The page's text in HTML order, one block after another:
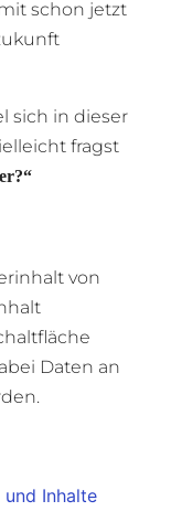
schon jetzt
sich in dieser
fragst
von
Daten an
Inhalte